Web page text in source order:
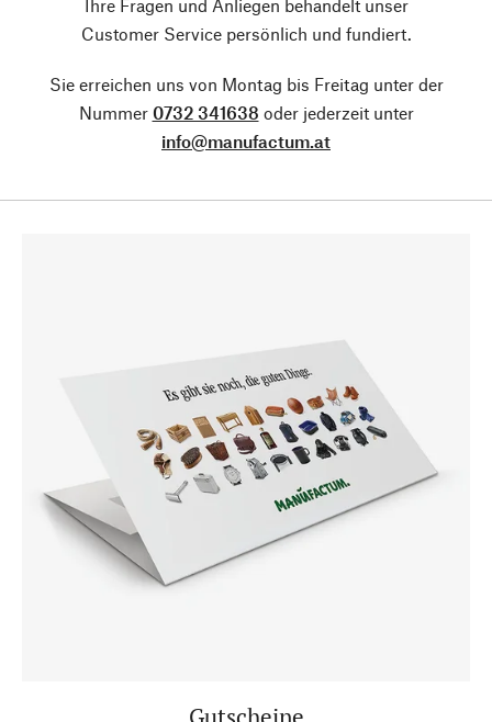
Ihre Fragen und Anliegen behandelt unser
Customer Service persönlich und fundiert.
Sie erreichen uns von Montag bis Freitag unter der
Nummer 0732 341638 oder jederzeit unter
info@manufactum.at